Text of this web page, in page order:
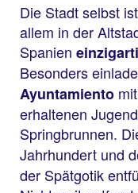
Die Stadt selbst
allem in der
Spanien
Besonders
Ayuntamiento
erhaltenen
Springbrunnen.
Jahrhundert und
der Spätgotik